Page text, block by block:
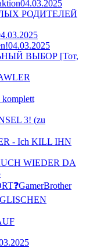
04.03.2025
РОДИТЕЛЕЙ
04.03.2025
ВЫБОР [Тот,
komplett
3! (zu
- Ich KILL IHN
WIEDER DA